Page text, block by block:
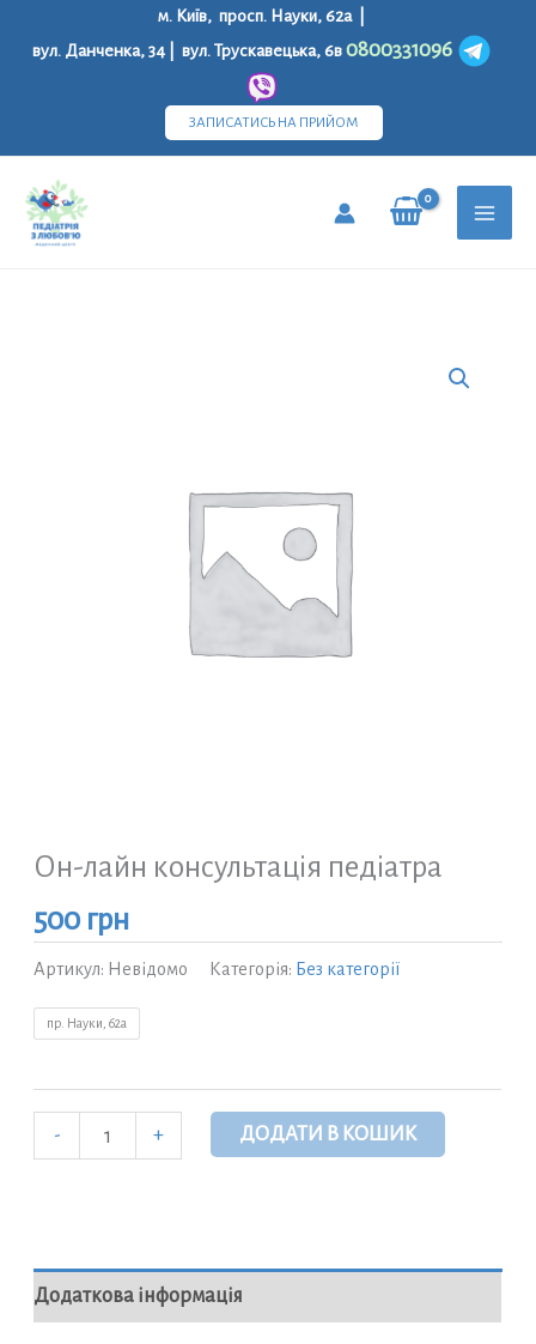
м. Київ, просп. Науки, 62а |
вул. Данченка, 34 | вул. Трускавецька, 6в 0800331096
ЗАПИСАТИСЬ НА ПРИЙОМ
Он-лайн консультація педіатра
500 грн
Артикул: Невідомо Категорія: Без категорії
пр. Науки, 62а
-
лайн
+ ДОДАТИ В КОШИК
Додаткова інформація